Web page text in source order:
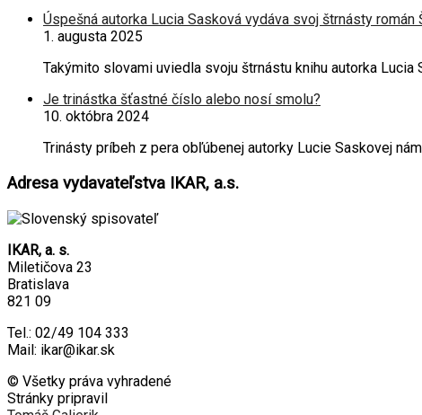
Úspešná autorka Lucia Sasková vydáva svoj štrnásty román
1. augusta 2025
Takýmito slovami uviedla svoju štrnástu knihu autorka Lucia
Je trinástka šťastné číslo alebo nosí smolu?
10. októbra 2024
Trinásty príbeh z pera obľúbenej autorky Lucie Saskovej
Adresa vydavateľstva IKAR, a.s.
IKAR, a. s.
Miletičova 23
Bratislava
821 09
Tel.: 02/49 104 333
Mail: ikar@ikar.sk
© Všetky práva vyhradené
Stránky pripravil